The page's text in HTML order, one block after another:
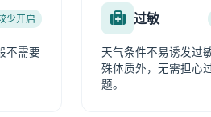
少开启
不需要
过敏
天气条件不易诱发过
殊体质外，无需担心
题。